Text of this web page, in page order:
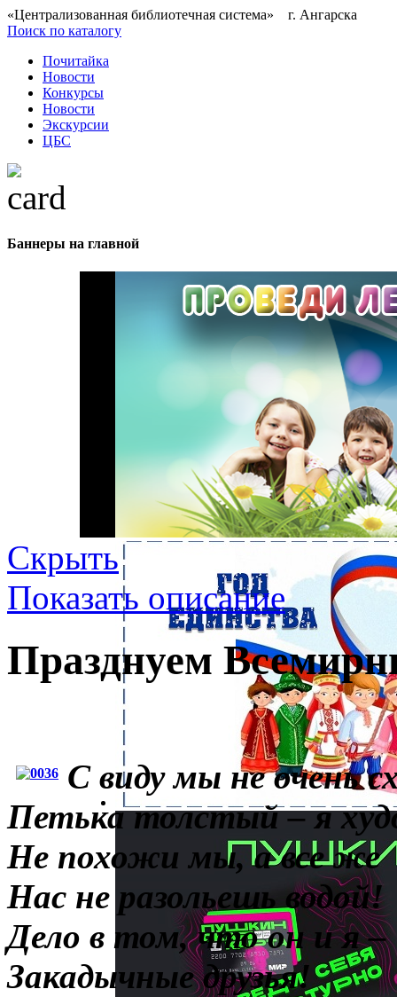
«Централизованная библиотечная система» г. Ангарска
Поиск по каталогу
Почитайка
Новости
Конкурсы
Новости
Экскурсии
ЦБС
Баннеры на главной
Скрыть
Показать описание
Празднуем
С виду мы не очень
Петька толстый – я
Не похожи мы, а все же
Нас не разольешь водой!
Дело в том, что он и я –
Закадычные друзья!